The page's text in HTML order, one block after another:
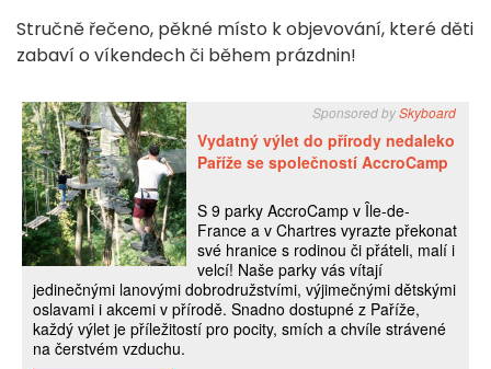
Stručně řečeno, pěkné místo k objevování, které děti
zabaví o víkendech či během prázdnin!